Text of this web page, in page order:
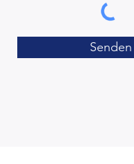
Senden